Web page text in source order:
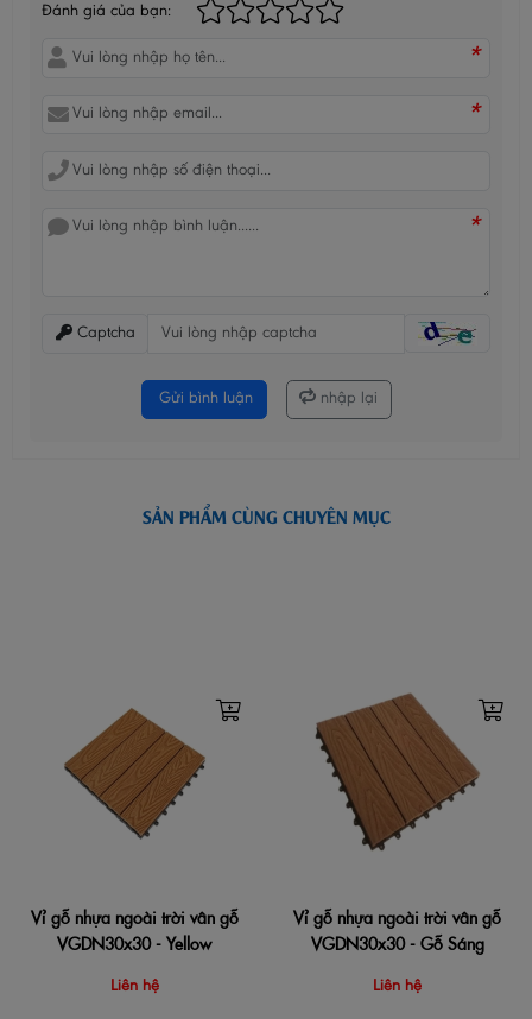
Đánh giá của bạn:
*
*
*
Captcha
Gửi bình luận nhập lại
SẢN PHẨM CÙNG CHUYÊN MỤC
Vỉ gỗ nhựa ngoài trời vân gỗ
VGDN30x30 - Yellow
Liên hệ
Vỉ gỗ nhựa ngoài trời vân gỗ
VGDN30x30 - Gỗ Sáng
Liên hệ